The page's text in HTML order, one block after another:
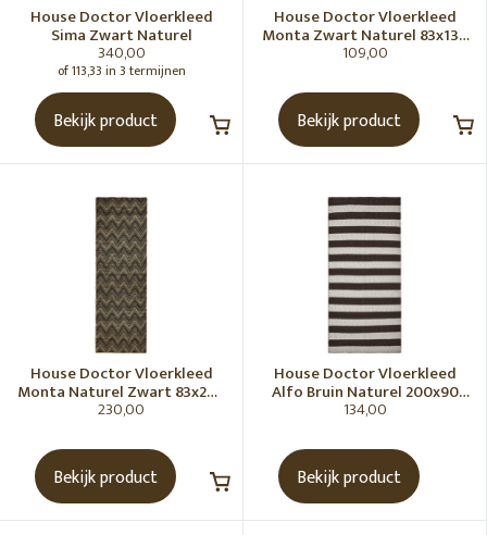
House Doctor Vloerkleed
Sima Zwart Naturel
340,00
of 113,33 in 3 termijnen
Bekijk product
House Doctor Vloerkleed
Monta Zwart Naturel 83x130
cm
109,00
Bekijk product
House Doctor Vloerkleed
Monta Naturel Zwart 83x260
cm
230,00
Bekijk product
House Doctor Vloerkleed
Alfo Bruin Naturel 200x90
cm
134,00
Bekijk product